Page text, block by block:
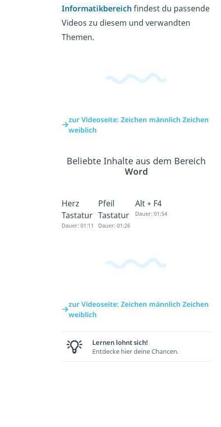
Informatikbereich findest du passende
Videos zu diesem und verwandten
Themen.
zur Videoseite: Zeichen männlich Zeichen
weiblich
Beliebte Inhalte aus dem Bereich
Word
Herz
Tastatur
Dauer: 01:11
Pfeil
Tastatur
Dauer: 01:26
Alt + F4
Dauer: 01:54
zur Videoseite: Zeichen männlich Zeichen
weiblich
Lernen lohnt sich!
Entdecke hier deine Chancen.